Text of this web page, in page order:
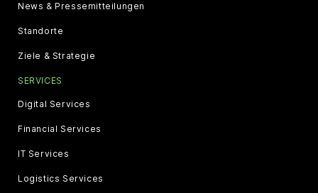
News & Pressemitteilungen
Standorte
Ziele & Strategie
SERVICES
Digital Services
Financial Services
IT Services
Logistics Services